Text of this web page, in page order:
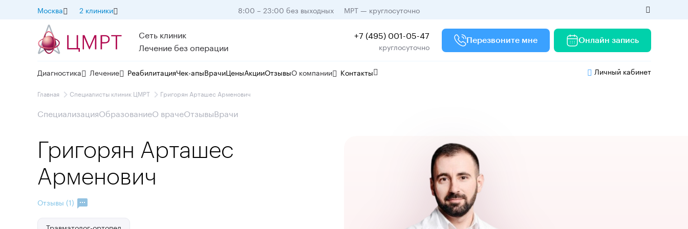
Москва 2 клиники 8:00 – 23:00 без выходных МРТ — круглосуточно
Сеть клиник
Лечение без операции
+7 (495) 001-05-47
круглосуточно
Перезвоните мне Онлайн запись
Диагностика Лечение РеабилитацияЧек-апыВрачиЦеныАкцииОтзывыО компании Контакты Личный кабинет
Главная Специалисты клиник ЦМРТ Григорян Арташес Арменович
СпециализацияОбразованиеО врачеОтзывыВрачи
Григорян Арташес
Арменович
Отзывы (1)